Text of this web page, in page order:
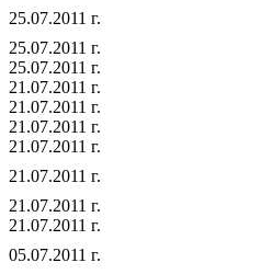
25.07.2011 г.
25.07.2011 г.
25.07.2011 г.
21.07.2011 г.
21.07.2011 г.
21.07.2011 г.
21.07.2011 г.
21.07.2011 г.
21.07.2011 г.
21.07.2011 г.
05.07.2011 г.